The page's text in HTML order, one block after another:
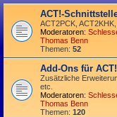
ACT!-
ACT2PCK,
Moderatoren:
Thomas Benn
Themen: 52
Add-Ons für ACT!
Zusätzliche
etc.
Moderatoren:
Thomas Benn
Themen: 120